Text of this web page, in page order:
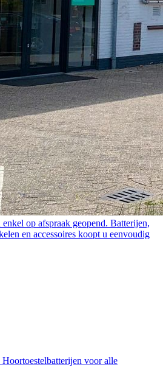
op afspraak geopend. Batterijen,
en accessoires koopt u eenvoudig
Hoortoestelbatterijen voor alle